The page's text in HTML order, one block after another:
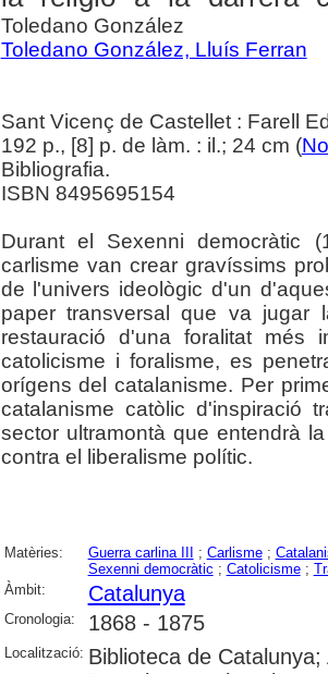
Toledano González
Toledano González, Lluís Ferran
Sant Vicenç de Castellet : Farell
192 p., [8] p. de làm. : il.; 24 cm (
Bibliografia.
ISBN 8495695154
Durant el Sexenni democràtic
carlisme van crear gravíssims
de l'univers ideològic d'un
paper transversal que va
restauració d'una foralitat més
catolicisme i foralisme, es
orígens del catalanisme. Per
catalanisme catòlic d'inspiració
sector ultramontà que entendrà
contra el liberalisme polític.
Matèries: Guerra carlina III ; Carlisme;
Sexenni democràtic ; Catolicisme;
Àmbit:
Catalunya
Cronologia: 1868 - 1875
Localització: Biblioteca de